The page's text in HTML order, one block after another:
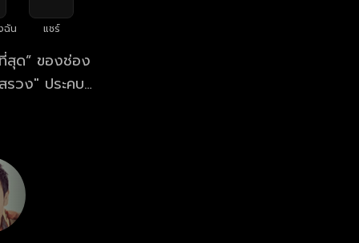
ฉัน แชร์
สุด” ของช่อง
รวง" ประคบคู่
หว่างพี่น้อง
งครามเคล้า